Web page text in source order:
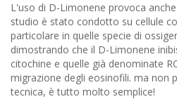
L'uso di D-Limonene provoca
studio è stato condotto su cellule
particolare in quelle specie di
dimostrando che il D-Limonene
citochine e quelle già denominate
migrazione degli eosinofili. ma non
tecnica, è tutto molto semplice!